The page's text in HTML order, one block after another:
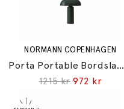
NORMANN COPENHAGEN
Porta Portable Bordslampa Dark Green
1215 kr 972 kr